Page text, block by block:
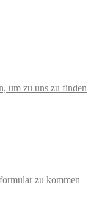
um zu uns zu finden
zu kommen